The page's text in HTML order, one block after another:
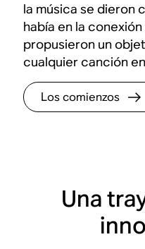
la música se dieron
había en la
propusieron un
cualquier canción
Los comienzos
Una